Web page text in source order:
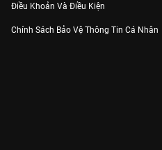
Điều Khoản Và Điều Kiện
Chính Sách Bảo Vệ Thông Tin Cá Nhân